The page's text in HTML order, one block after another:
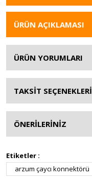
ÜRÜN AÇIKLAMASI
ÜRÜN YORUMLARI
TAKSİT SEÇENEKLERİ
ÖNERİLERİNİZ
Etiketler :
arzum çaycı konnektörü